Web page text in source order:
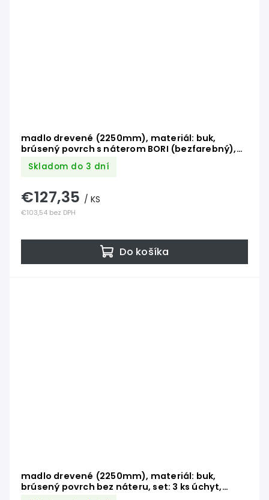
madlo drevené (2250mm), materiál: buk,
brúsený povrch s náterom BORI (bezfarebný),
set: 3 ks úchyt, madlo s nerezovým ukončením
Skladom do 3 dní
€103,54 bez DPH
€127,35 / KS
Do košíka
madlo drevené (2250mm), materiál: buk,
brúsený povrch bez náteru, set: 3 ks úchyt,